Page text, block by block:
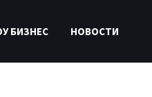
БИЗНЕС НОВОСТИ